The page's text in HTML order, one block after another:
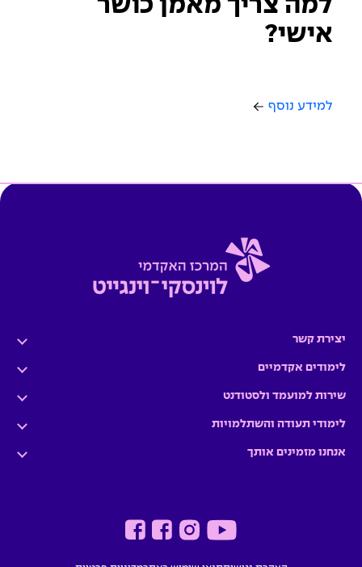
למה צריך מאמן כושר
אישי?
למידע נוסף
יצירת קשר
לימודים אקדמיים
שירות למועמד ולסטודנט
לימודי תעודה והשתלמויות
אנחנו מזמינים אותך